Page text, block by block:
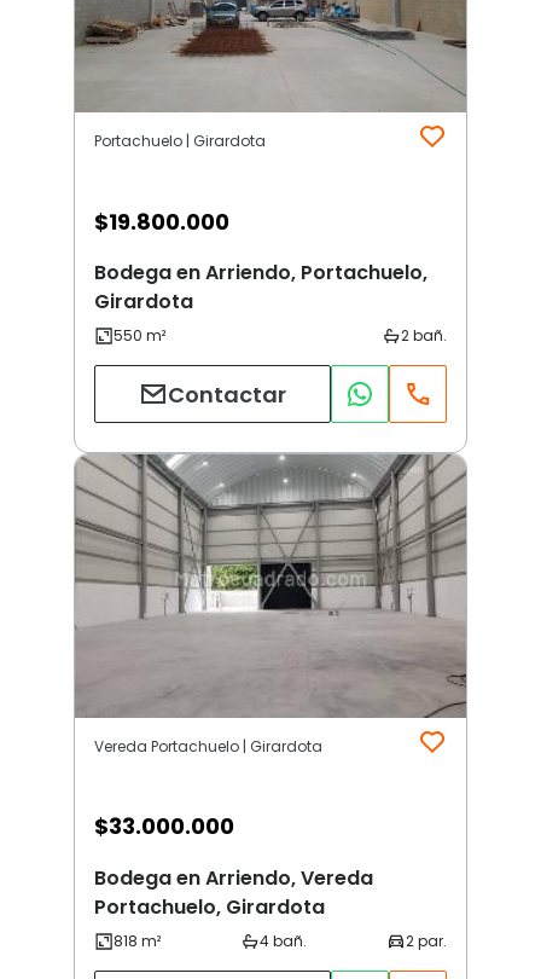
Portachuelo | Girardota
$19.800.000
Bodega en Arriendo, Portachuelo,
Girardota
Contactar
Vereda Portachuelo | Girardota
$33.000.000
Bodega en Arriendo, Vereda
Portachuelo, Girardota